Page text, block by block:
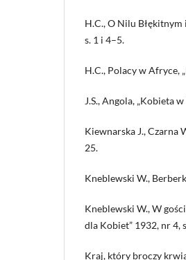
H.C., O Nilu Błękitnym
s. 1 i 4–5.
H.C., Polacy w Afryce,
J.S., Angola, „Kobieta
Kiewnarska J., Czarna
25.
Kneblewski W.,
Kneblewski W., W
dla Kobiet” 1932, nr 4,
Kraj, który broczy